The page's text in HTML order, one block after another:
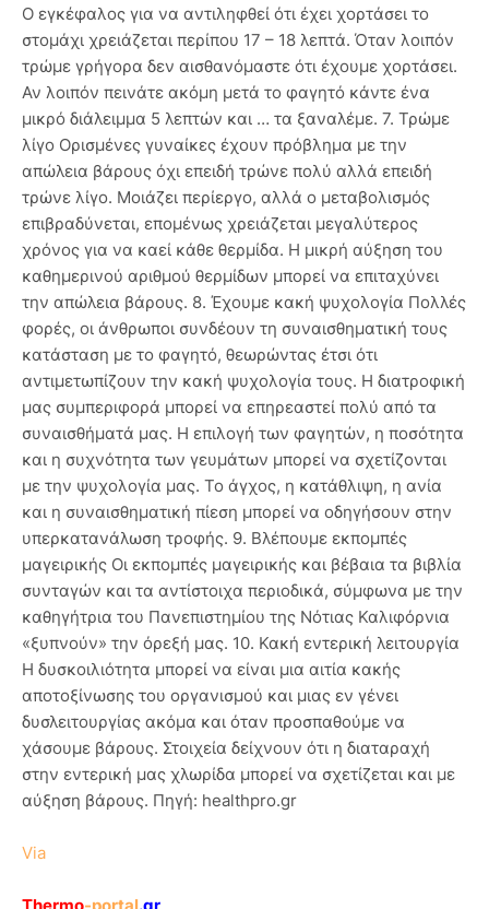
Ο εγκέφαλος για να αντιληφθεί ότι έχει χορτάσει το
στομάχι χρειάζεται περίπου 17 – 18 λεπτά. Όταν λοιπόν
τρώμε γρήγορα δεν αισθανόμαστε ότι έχουμε χορτάσει.
Αν λοιπόν πεινάτε ακόμη μετά το φαγητό κάντε ένα
μικρό διάλειμμα 5 λεπτών και … τα ξαναλέμε. 7. Τρώμε
λίγο Ορισμένες γυναίκες έχουν πρόβλημα με την
απώλεια βάρους όχι επειδή τρώνε πολύ αλλά επειδή
τρώνε λίγο. Μοιάζει περίεργο, αλλά ο μεταβολισμός
επιβραδύνεται, επομένως χρειάζεται μεγαλύτερος
χρόνος για να καεί κάθε θερμίδα. Η μικρή αύξηση του
καθημερινού αριθμού θερμίδων μπορεί να επιταχύνει
την απώλεια βάρους. 8. Έχουμε κακή ψυχολογία Πολλές
φορές, οι άνθρωποι συνδέουν τη συναισθηματική τους
κατάσταση με το φαγητό, θεωρώντας έτσι ότι
αντιμετωπίζουν την κακή ψυχολογία τους. Η διατροφική
μας συμπεριφορά μπορεί να επηρεαστεί πολύ από τα
συναισθήματά μας. Η επιλογή των φαγητών, η ποσότητα
και η συχνότητα των γευμάτων μπορεί να σχετίζονται
με την ψυχολογία μας. Το άγχος, η κατάθλιψη, η ανία
και η συναισθηματική πίεση μπορεί να οδηγήσουν στην
υπερκατανάλωση τροφής. 9. Βλέπουμε εκπομπές
μαγειρικής Οι εκπομπές μαγειρικής και βέβαια τα βιβλία
συνταγών και τα αντίστοιχα περιοδικά, σύμφωνα με την
καθηγήτρια του Πανεπιστημίου της Νότιας Καλιφόρνια
«ξυπνούν» την όρεξή μας. 10. Κακή εντερική λειτουργία
Η δυσκοιλιότητα μπορεί να είναι μια αιτία κακής
αποτοξίνωσης του οργανισμού και μιας εν γένει
δυσλειτουργίας ακόμα και όταν προσπαθούμε να
χάσουμε βάρους. Στοιχεία δείχνουν ότι η διαταραχή
στην εντερική μας χλωρίδα μπορεί να σχετίζεται και με
αύξηση βάρους. Πηγή: healthpro.gr
Via